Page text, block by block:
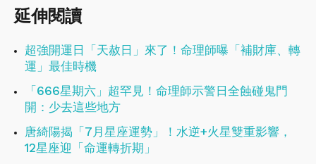
延伸閱讀
超強開運日「天赦日」來了！命理師曝「補財庫、轉
運」最佳時機
「666星期六」超罕見！命理師示警日全蝕碰鬼門
開：少去這些地方
唐綺陽揭「7月星座運勢」！水逆+火星雙重影響，
12星座迎「命運轉折期」